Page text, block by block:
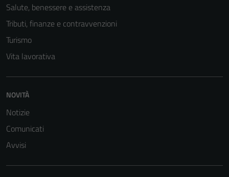
Salute, benessere e assistenza
Tributi, finanze e contravvenzioni
Turismo
Vita lavorativa
NOVITÀ
Notizie
Comunicati
Avvisi
del sito e non